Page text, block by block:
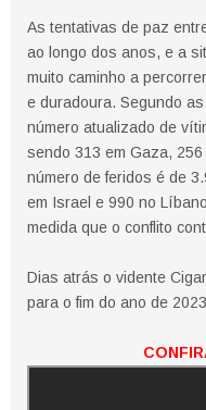
As tentativas de paz
ao longo dos anos, e a
muito caminho a
e duradoura. Segundo
número atualizado de
sendo 313 em Gaza,
número de feridos é de
em Israel e 990 no
medida que o conflito
Dias atrás o vidente
para o fim do ano de